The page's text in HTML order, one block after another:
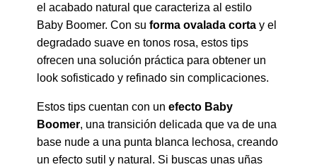
el acabado natural que caracteriza al estilo
Baby Boomer. Con su forma ovalada corta y el
degradado suave en tonos rosa, estos tips
ofrecen una solución práctica para obtener un
look sofisticado y refinado sin complicaciones.
Estos tips cuentan con un efecto Baby
Boomer, una transición delicada que va de una
base nude a una punta blanca lechosa, creando
un efecto sutil y natural. Si buscas unas uñas